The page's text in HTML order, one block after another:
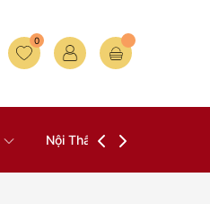
0
Nội Thất